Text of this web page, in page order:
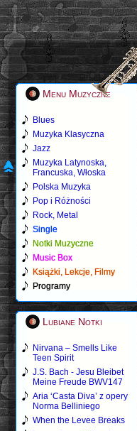
Menu Muzyczne
Blues
Muzyka Klasyczna
Jazz
Muzyka Latynoska,
Francuska, Włoska
Polska Muzyka
Pop i Różności
Rock, Metal
Single
Notki Muzyczne
Music Box
Książki, Lekcje, Filmy
Programy
Lubiane Notki
Nirvana – Smells Like
Teen Spirit
J.S. Bach - Jesu Bleibet
Meine Freude BWV147
Aria ‘Casta Diva’ z opery
Norma Belliniego
When the Levee Breaks